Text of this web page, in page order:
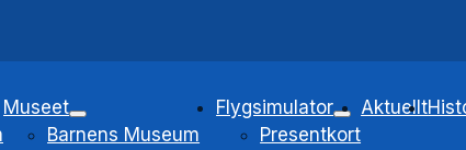
Museet
Barnens Museum
Flygsimulator
Presentkort
Aktuellt